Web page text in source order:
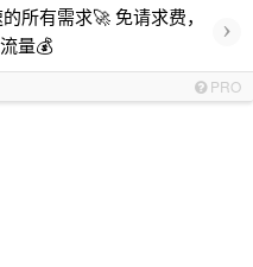
所有需求🚀 免请求费，
量💰
›
PRO